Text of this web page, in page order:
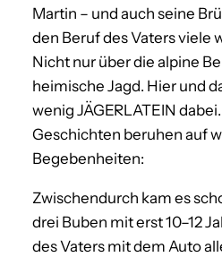
Martin – und auch seine
den Beruf des Vaters viele
Nicht nur über die alpine
heimische Jagd. Hier und
wenig JÄGERLATEIN
Geschichten beruhen auf
Begebenheiten:
Zwischendurch kam es
drei Buben mit erst 10–12
des Vaters mit dem Auto